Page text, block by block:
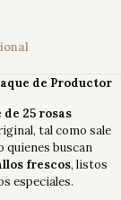
de Productor
25 rosas
tal como sale
quienes buscan
frescos, listos
especiales.